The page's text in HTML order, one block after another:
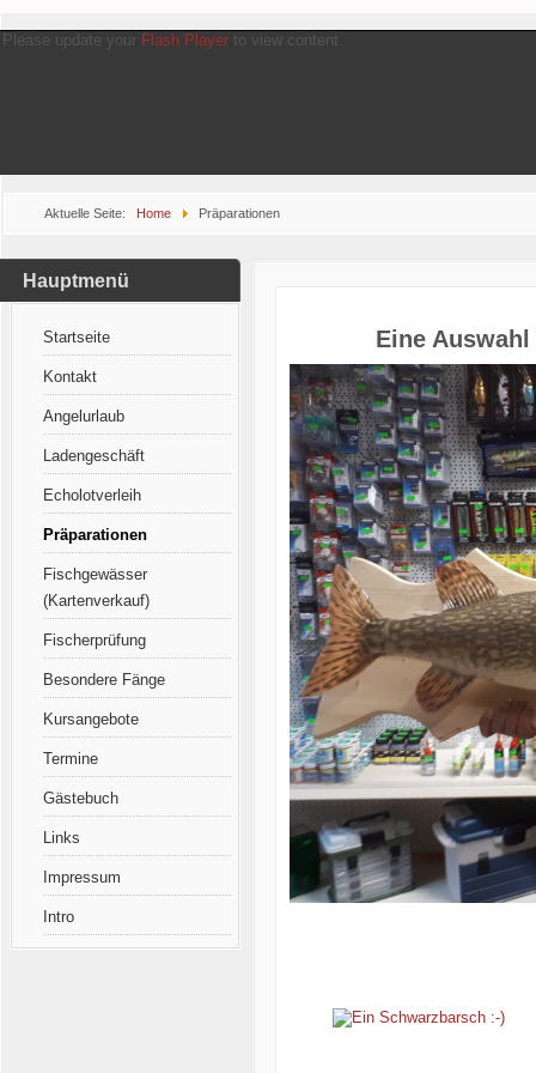
Please update your Flash Player to view content.
Aktuelle Seite: Home Präparationen
Hauptmenü
Startseite
Kontakt
Angelurlaub
Ladengeschäft
Echolotverleih
Präparationen
Fischgewässer
(Kartenverkauf)
Fischerprüfung
Besondere Fänge
Kursangebote
Termine
Gästebuch
Links
Impressum
Intro
Eine